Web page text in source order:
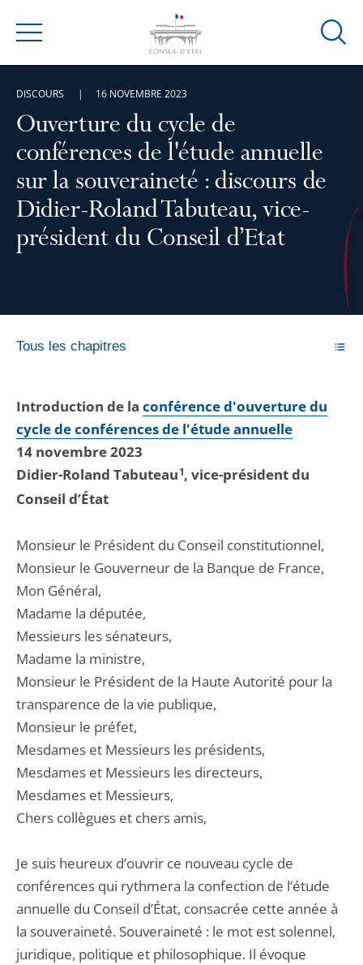
Menu
Ouvrir
Ouverture du cycle de
conférences de l'étude annuelle
sur la souveraineté : discours de
Didier-Roland Tabuteau, vice-
président du Conseil d’Etat
DISCOURS 16 NOVEMBRE 2023
Tous les chapitres
Introduction de la conférence d'ouverture du
cycle de conférences de l'étude annuelle
14 novembre 2023
Didier-Roland Tabuteau1, vice-président du
Conseil d’État
Monsieur le Président du Conseil constitutionnel,
Monsieur le Gouverneur de la Banque de France,
Mon Général,
Madame la députée,
Messieurs les sénateurs,
Madame la ministre,
Monsieur le Président de la Haute Autorité pour la
transparence de la vie publique,
Monsieur le préfet,
Mesdames et Messieurs les présidents,
Mesdames et Messieurs les directeurs,
Mesdames et Messieurs,
Chers collègues et chers amis,
Je suis heureux d’ouvrir ce nouveau cycle de
conférences qui rythmera la confection de l’étude
annuelle du Conseil d’État, consacrée cette année à
la souveraineté. Souveraineté : le mot est solennel,
juridique, politique et philosophique. Il évoque